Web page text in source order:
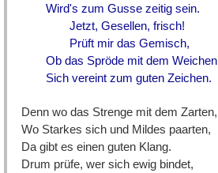
Wird's zum Gusse zeitig sein.
Jetzt, Gesellen, frisch!
Prüft mir das Gemisch,
Ob das Spröde mit dem Weichen
Sich vereint zum guten Zeichen.
Denn wo das Strenge mit dem Zarten,
Wo Starkes sich und Mildes paarten,
Da gibt es einen guten Klang.
Drum prüfe, wer sich ewig bindet,